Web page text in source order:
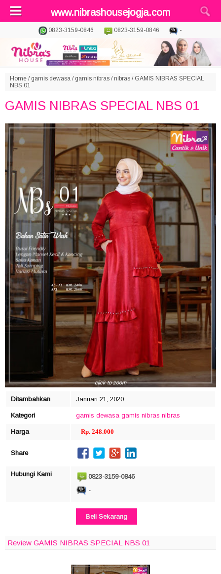
www.nibrashousejogja.com
0823-3159-0846 0823-3159-0846 -
Home / gamis dewasa / gamis nibras /nibras / GAMIS NIBRAS SPECIAL
NBS 01
GAMIS NIBRAS SPECIAL NBS 01
click to zoom
Ditambahkan Januari 21, 2020
Kategori gamis dewasa gamis nibras nibras
Harga Rp. 248.000
Share
Hubungi Kami
0823-3159-0846
-
Beli Sekarang
Review GAMIS NIBRAS SPECIAL NBS 01